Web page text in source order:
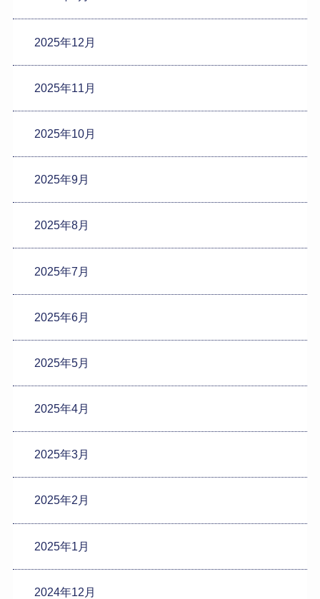
2025年12月
2025年11月
2025年10月
2025年9月
2025年8月
2025年7月
2025年6月
2025年5月
2025年4月
2025年3月
2025年2月
2025年1月
2024年12月